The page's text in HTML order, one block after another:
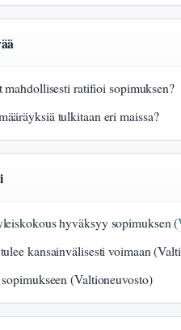
ratifioi sopimuksen?
tulkitaan eri maissa?
hyväksyy sopimuksen (
kansainvälisesti voimaan
(Valtioneuvosto)